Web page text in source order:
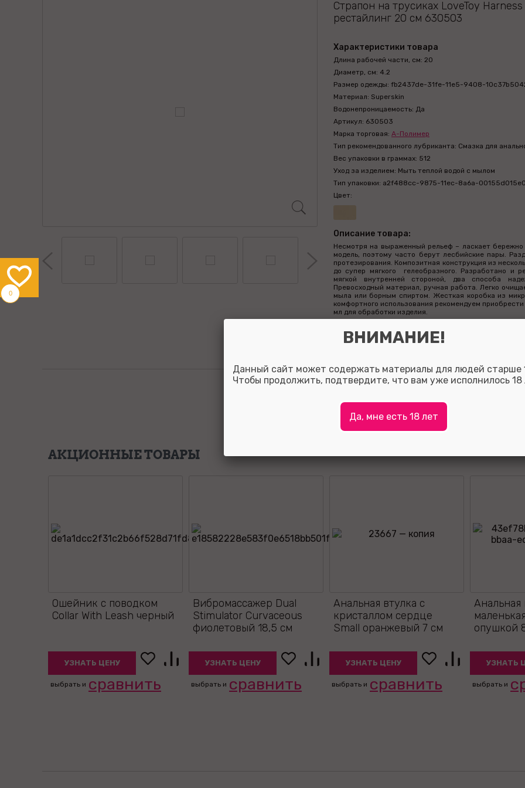
Страпон на трусиках LoveToy
рестайлинг 20 см 630503
Характеристики товара
Длина рабочей части, см: 20
Диаметр, см: 4.2
Размер одежды: fb2437de-31fe-11e5-9408-
Материал: Superskin
Водонепроницаемость: Да
Артикул: 630503
Марка торговая: А-Полимер
Тип рекомендованного лубриканта: Смазка для
Вес упаковки в граммах: 512
Уход за изделием: Мыть теплой водой с мылом
Тип упаковки: a2f488cc-9875-11ec-8a6a-
Цвет:
Описание товара:
Несмотря на выраженный рельеф – ласкает
модель, поэтому часто берут лесбийские пары.
протезирования. Композитная конструкция из
до супер мягкого гелеобразного. Разработано и
мягкой внутренней стороной, два способа
Превосходный материал, ручная работа. Легко
мыла или борным спиртом. Жесткая коробка из
комфортного использования рекомендуем
мл для обработки изделия.
Оставить отзыв:
с выбором, а также, за полезные отзывы мы
на ваш личный счет.
Для того что бы оставить отзыв зарегистрируйтесь
АКЦИОННЫЕ ТОВАРЫ
Ошейник с поводком
Collar With Leash черный
УЗНАТЬ ЦЕНУ
выбрать и сравнить
Вибромассажер Dual
Stimulator Curvaceous
фиолетовый 18,5 см
УЗНАТЬ ЦЕНУ
выбрать и сравнить
Анальная втулка с
кристаллом сердце
Small оранжевый 7 см
УЗНАТЬ ЦЕНУ
выбрать и сравнить
Анальная
опушкой
УЗНАТЬ
выбрать и
0
ВНИМАНИЕ!
Данный сайт может содержать материалы для людей старше
Чтобы продолжить, подтвердите, что вам уже исполнилось 18
Да, мне есть 18 лет